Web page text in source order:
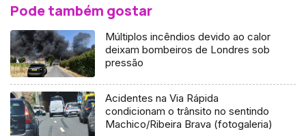
Pode também gostar
Múltiplos incêndios devido ao calor
deixam bombeiros de Londres sob
pressão
Acidentes na Via Rápida
condicionam o trânsito no sentindo
Machico/Ribeira Brava (fotogaleria)